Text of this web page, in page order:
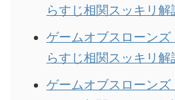
らすじ相関スッキリ解
ゲームオブスローン
らすじ相関スッキリ解
ゲームオブスローン